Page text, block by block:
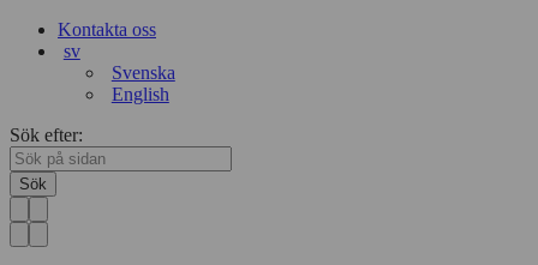
Kontakta oss
sv
Svenska
English
Sök efter:
Sök